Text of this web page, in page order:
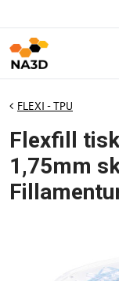
FLEXI - TPU
Flexfill
1,75mm